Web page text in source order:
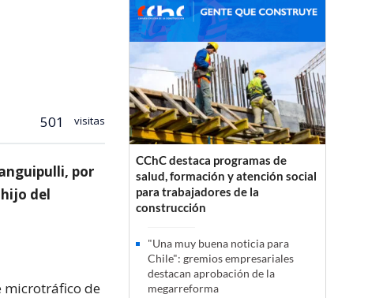
501 visitas
por
del
microtráfico de
CChC destaca programas de
salud, formación y atención social
para trabajadores de la
construcción
"Una muy buena noticia para
Chile": gremios empresariales
destacan aprobación de la
megarreforma